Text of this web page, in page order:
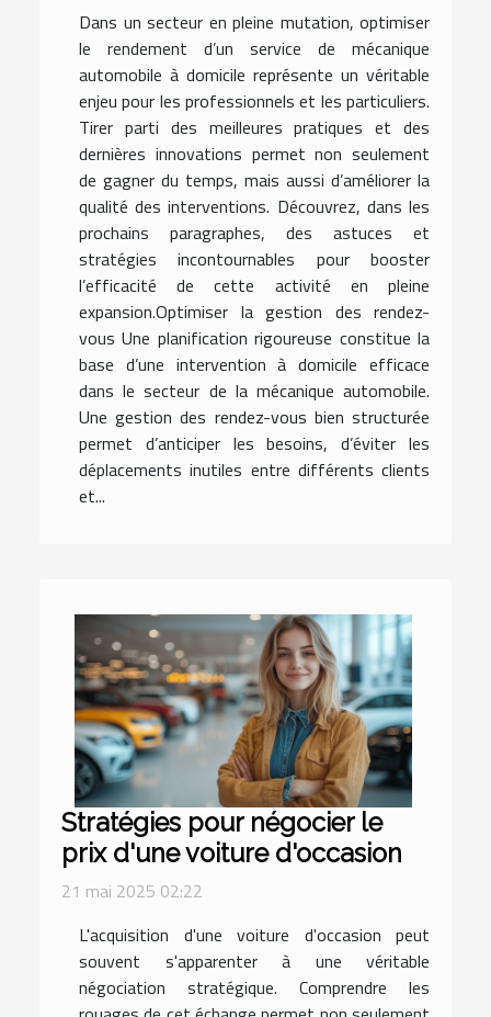
Dans un secteur en pleine mutation, optimiser
le rendement d’un service de mécanique
automobile à domicile représente un véritable
enjeu pour les professionnels et les particuliers.
Tirer parti des meilleures pratiques et des
dernières innovations permet non seulement
de gagner du temps, mais aussi d’améliorer la
qualité des interventions. Découvrez, dans les
prochains paragraphes, des astuces et
stratégies incontournables pour booster
l’efficacité de cette activité en pleine
expansion.Optimiser la gestion des rendez-
vous Une planification rigoureuse constitue la
base d’une intervention à domicile efficace
dans le secteur de la mécanique automobile.
Une gestion des rendez-vous bien structurée
permet d’anticiper les besoins, d’éviter les
déplacements inutiles entre différents clients
et...
Stratégies pour négocier le
prix d'une voiture d'occasion
21 mai 2025 02:22
L'acquisition d'une voiture d'occasion peut
souvent s'apparenter à une véritable
négociation stratégique. Comprendre les